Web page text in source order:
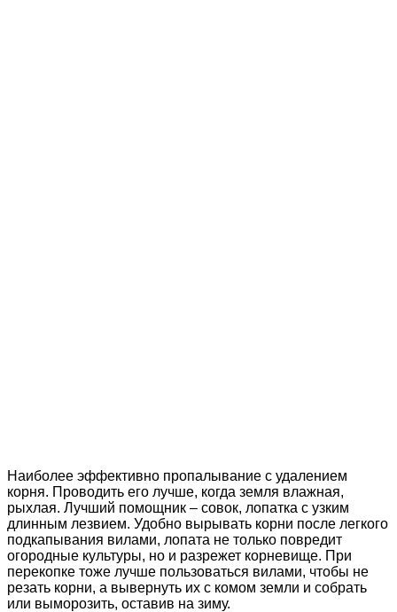
Наиболее эффективно пропалывание с удалением
корня. Проводить его лучше, когда земля влажная,
рыхлая. Лучший помощник – совок, лопатка с узким
длинным лезвием. Удобно вырывать корни после легкого
подкапывания вилами, лопата не только повредит
огородные культуры, но и разрежет корневище. При
перекопке тоже лучше пользоваться вилами, чтобы не
резать корни, а вывернуть их с комом земли и собрать
или выморозить, оставив на зиму.